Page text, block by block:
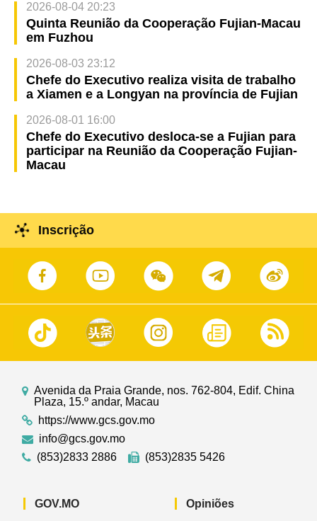
2026-08-04 20:23
Quinta Reunião da Cooperação Fujian-Macau
em Fuzhou
2026-08-03 23:12
Chefe do Executivo realiza visita de trabalho
a Xiamen e a Longyan na província de Fujian
2026-08-01 16:00
Chefe do Executivo desloca-se a Fujian para
participar na Reunião da Cooperação Fujian-
Macau
Inscrição
Avenida da Praia Grande, nos. 762-804, Edif. China
Plaza, 15.º andar, Macau
https://www.gcs.gov.mo
info@gcs.gov.mo
(853)2833 2886
(853)2835 5426
GOV.MO Opiniões